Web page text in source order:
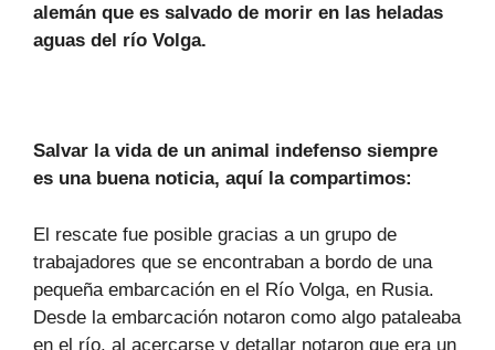
alemán que es salvado de morir en las heladas
aguas del río Volga.
Salvar la vida de un animal indefenso siempre
es una buena noticia, aquí la compartimos:
El rescate fue posible gracias a un grupo de
trabajadores que se encontraban a bordo de una
pequeña embarcación en el Río Volga, en Rusia.
Desde la embarcación notaron como algo pataleaba
en el río, al acercarse y detallar notaron que era un